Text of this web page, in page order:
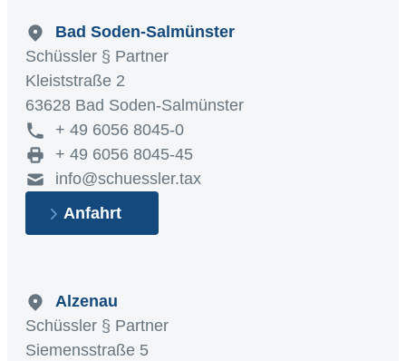
Bad Soden-Salmünster
Schüssler § Partner
Kleiststraße 2
63628 Bad Soden-Salmünster
+ 49 6056 8045-0
+ 49 6056 8045-45
info@schuessler.tax
Anfahrt
Alzenau
Schüssler § Partner
Siemensstraße 5